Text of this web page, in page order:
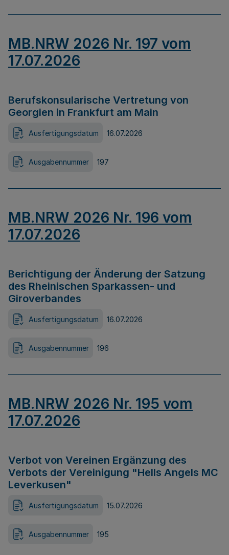
MB.NRW 2026 Nr. 197 vom
17.07.2026
Berufskonsularische Vertretung von
Georgien in Frankfurt am Main
Ausfertigungsdatum 16.07.2026
Ausgabennummer 197
MB.NRW 2026 Nr. 196 vom
17.07.2026
Berichtigung der Änderung der Satzung
des Rheinischen Sparkassen- und
Giroverbandes
Ausfertigungsdatum 16.07.2026
Ausgabennummer 196
MB.NRW 2026 Nr. 195 vom
17.07.2026
Verbot von Vereinen Ergänzung des
Verbots der Vereinigung "Hells Angels MC
Leverkusen"
Ausfertigungsdatum 15.07.2026
Ausgabennummer 195